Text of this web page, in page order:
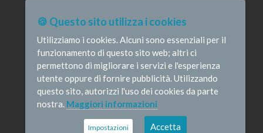
Altavilla, Inf. Stefano Barone , Inf. Donato Cosi,
Inf. Romina Iannuzzi, Inf. Fausta Pileri
© Infermieristicamente - e-mail:
redazione@infermieristicamente.it
Disclaimer
🍪 Questo sito utilizza i cookies
Utilizziamo i cookies. Alcuni sono essenziali per il
funzionamento di questo sito web; altri ci
permettono di migliorare i servizi e l'esperienza
utente oppure di fornire pubblicità. Utilizzando
questo sito, autorizzi l'uso dei cookies da parte
nostra. Maggiori informazioni
Impostazioni Accetta